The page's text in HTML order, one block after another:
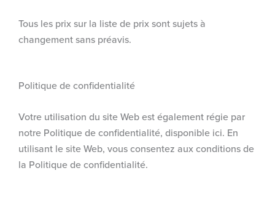
Tous les prix sur la liste de prix sont sujets à
changement sans préavis.
Politique de confidentialité
Votre utilisation du site Web est également régie par
notre Politique de confidentialité, disponible ici. En
utilisant le site Web, vous consentez aux conditions de
la Politique de confidentialité.